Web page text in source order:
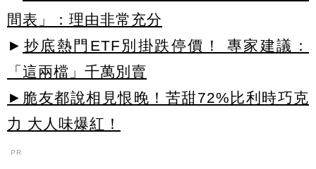
間表」：理由非常充分
► 抄底熱門ETF別掛跌停價！ 專家建議：
「這兩檔」千萬別賣
►脆友都說相見恨晚！苦甜72%比利時巧克
力 大人味爆紅！
PR